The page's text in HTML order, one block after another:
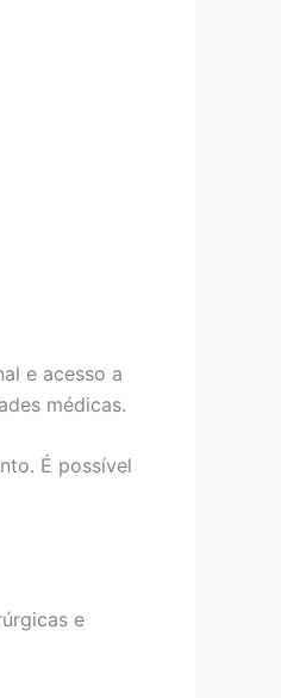
e acesso a
médicas.
É possível
e